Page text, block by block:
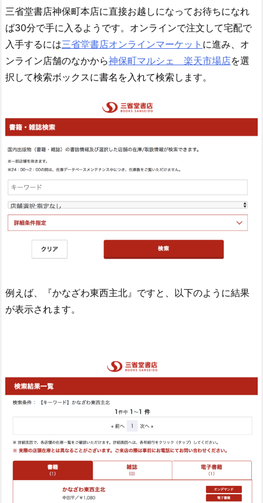
三省堂書店神保町本店に直接お越しになってお待ちになれ
ば30分で手に入るようです。オンラインで注文して宅配で
入手するには三省堂書店オンラインマーケット に進み、オ
ンライン店舗のなかから神保町マルシェ 楽天市場店を選
択して検索ボックスに書名を入れて検索します。
例えば、『かなざわ東西主北』ですと、以下のように結果
が表示されます。